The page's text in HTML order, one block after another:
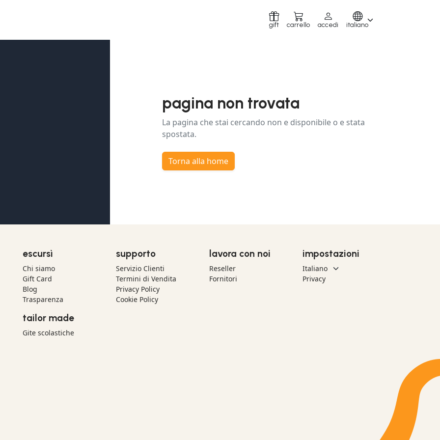
gift carrello accedi italiano
pagina non trovata
La pagina che stai cercando non e disponibile o e stata
spostata.
Torna alla home
escursì
Chi siamo
Gift Card
Blog
Trasparenza
tailor made
Gite scolastiche
supporto
Servizio Clienti
Termini di Vendita
Privacy Policy
Cookie Policy
lavora con noi
Reseller
Fornitori
impostazioni
Privacy